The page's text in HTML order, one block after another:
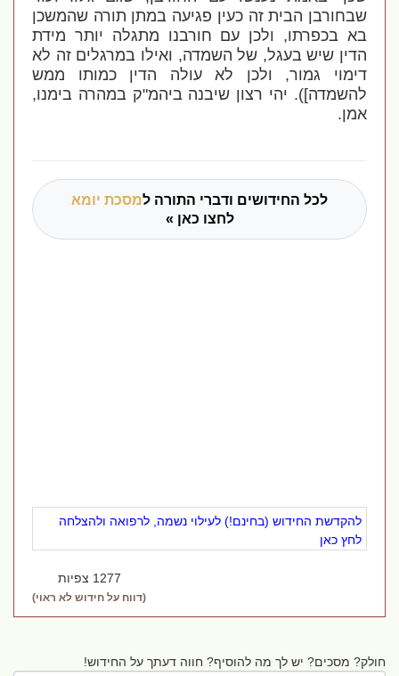
שבחורבן הבית זה כעין פגיעה במתן תורה שהמשכן
בא בכפרתו, ולכן עם חורבנו מתגלה יותר מידת
הדין שיש בעגל, של השמדה, ואילו במרגלים זה לא
דימוי גמור, ולכן לא עולה הדין כמותו ממש
להשמדה]). יהי רצון שיבנה ביהמ"ק במהרה בימנו,
אמן.
לכל החידושים ודברי התורה למסכת יומא
לחצו כאן »
להקדשת החידוש (בחינם!) לעילוי נשמה, לרפואה ולהצלחה
לחץ כאן
1277 צפיות
(דווח על חידוש לא ראוי)
חולק? מסכים? יש לך מה להוסיף? חווה דעתך על החידוש!